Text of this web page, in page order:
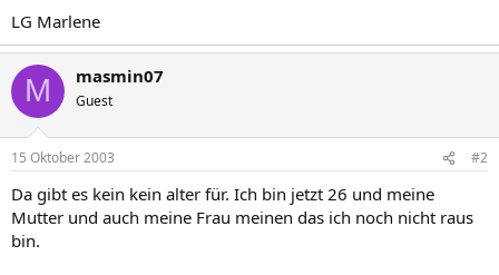
LG Marlene
M masmin07
Guest
15 Oktober 2003 #2
Da gibt es kein kein alter für. Ich bin jetzt 26 und meine
Mutter und auch meine Frau meinen das ich noch nicht raus
bin.